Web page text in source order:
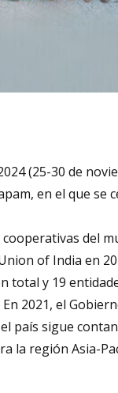
(25-30 de
en el que se
del
of India en
total y 19
2021, el
país sigue
la región Asia-